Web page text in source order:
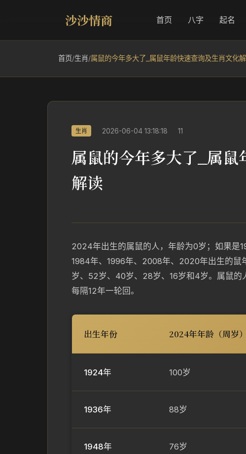
沙沙情商 首页 八字 起名
首页/生肖/属鼠的今年多大了_属鼠年龄快速查询及生肖文化
生肖 2026-06-04 13:18:18 11
属鼠的今年多大了_属
解读
2024年出生的属鼠的人，年龄为0岁；如果是
1984年、1996年、2008年、2020年出生的
岁、52岁、40岁、28岁、16岁和4岁。属鼠
每隔12年一轮回。
出生年份 2024年年龄（周岁）
1924年 100岁
1936年 88岁
1948年 76岁